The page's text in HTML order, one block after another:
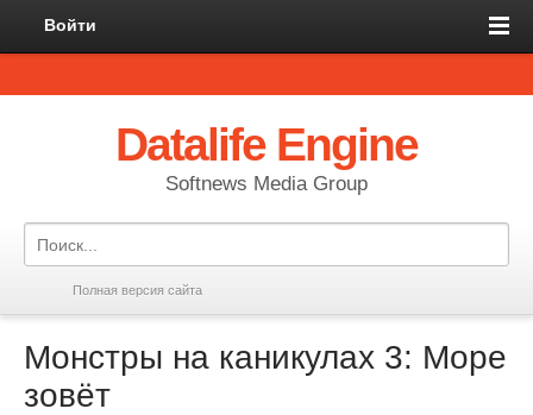
Войти
Datalife Engine
Softnews Media Group
Полная версия сайта
Монстры на каникулах 3: Море
зовёт